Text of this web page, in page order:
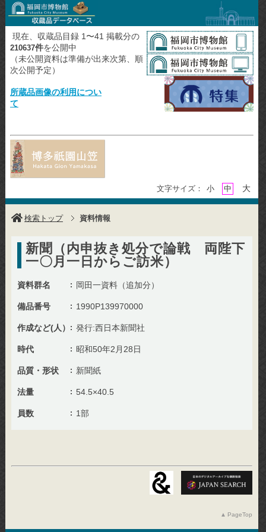
現在、収蔵品目録 1〜41 掲載分の
210637件を公開中
（未公開資料は準備が出来次第、順
次公開予定）
所蔵品画像の利用につい
て
文字サイズ： 小 中 大
検索トップ 資料情報
新聞（内申抜き処分で論戦 両陛下
一〇月一日からご訪米）
資料群名 岡田一資料（追加分）
備品番号 1990P139970000
作成など(人） 発行:西日本新聞社
時代 昭和50年2月28日
品質・形状 新聞紙
法量 54.5×40.5
員数 1部
PageTop